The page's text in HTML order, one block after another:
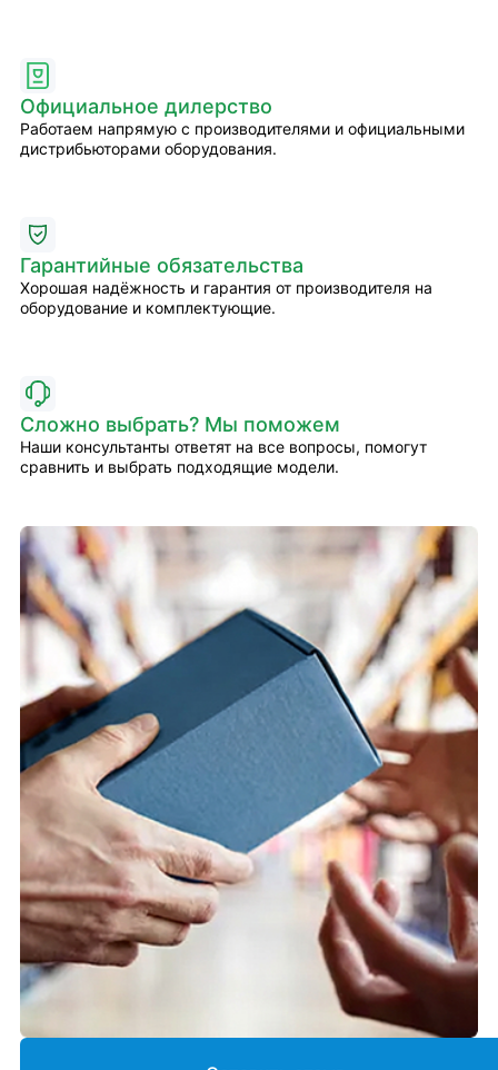
Официальное дилерство
Работаем напрямую с производителями и официальными
дистрибьюторами оборудования.
Гарантийные обязательства
Хорошая надёжность и гарантия от производителя на
оборудование и комплектующие.
Сложно выбрать? Мы поможем
Наши консультанты ответят на все вопросы, помогут
сравнить и выбрать подходящие модели.